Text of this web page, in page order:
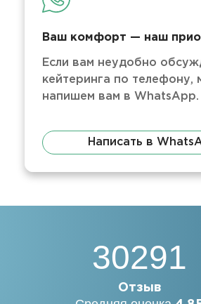
Ваш комфорт — наш
Если вам неудобно
кейтеринга по телефону,
напишем вам в WhatsApp.
Написать в
30291
Отзыв